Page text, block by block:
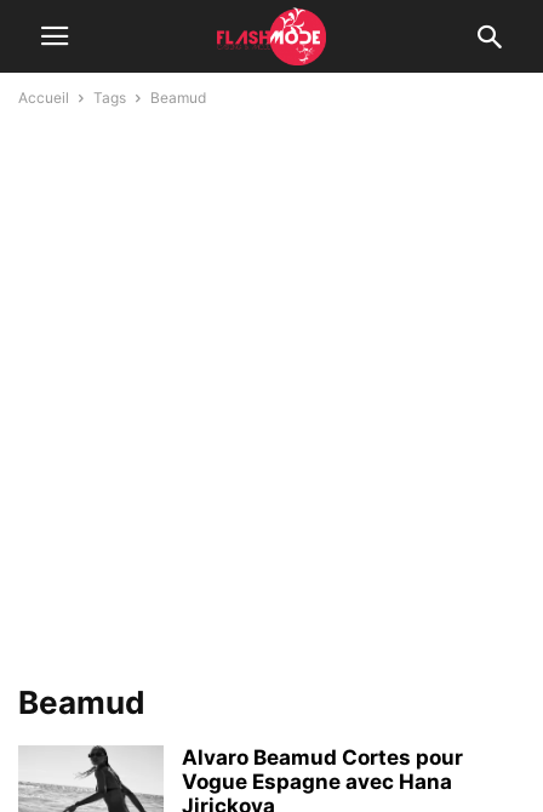
Accueil Tags Beamud
Beamud
Alvaro Beamud Cortes pour
Vogue Espagne avec Hana
Jirickova